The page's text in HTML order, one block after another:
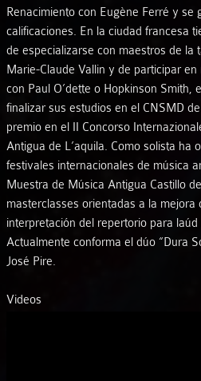
Renacimiento con Eugène Ferré y se
calificaciones. En la ciudad francesa
de especializarse con maestros de la
Marie-Claude Vallin y de participar
con Paul O’dette o Hopkinson Smith,
finalizar sus estudios en el CNSMD
premio en el II Concorso
Antigua de L’aquila. Como solista ha
festivales internacionales de música
Muestra de Música Antigua Castillo
masterclasses orientadas a la mejora
interpretación del repertorio para
Actualmente conforma el dúo “Dura
José Pire.
Videos